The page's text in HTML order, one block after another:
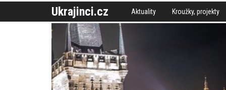
Ukrajinci.cz Aktuality Kroužky, projekty